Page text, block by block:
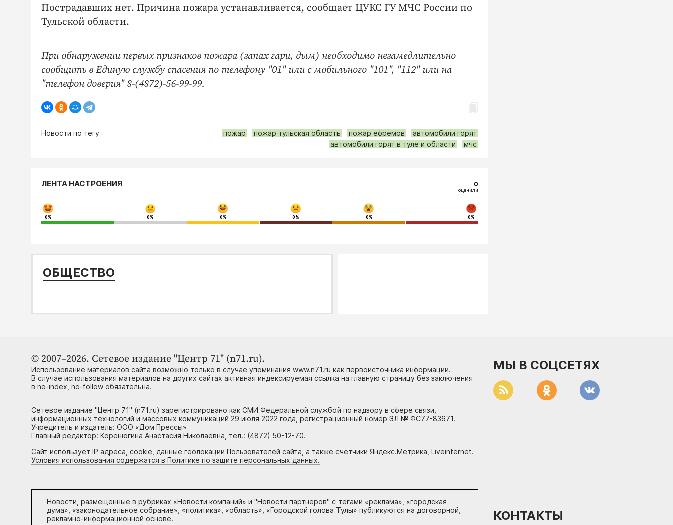
Пострадавших нет. Причина пожара устанавливается, сообщает ЦУКС ГУ МЧС России по
Тульской области.
При обнаружении первых признаков пожара (запах гари, дым) необходимо незамедлительно
сообщить в Единую службу спасения по телефону "01" или с мобильного "101", "112" или на
"телефон доверия" 8-(4872)-56-99-99.
Новости по тегу пожар пожар тульская область пожар ефремов
автомобили горят
автомобили горят в туле и области
мчс
ЛЕНТА НАСТРОЕНИЯ 0
оценили
0% 0% 0% 0% 0% 0%
ОБЩЕСТВО
© 2007–2026. Сетевое издание "Центр 71" (n71.ru).
Использование материалов сайта возможно только в случае упоминания www.n71.ru как первоисточника информации.
В случае использования материалов на других сайтах активная индексируемая ссылка на главную страницу без заключения
в no-index, no-follow обязательна.
Сетевое издание "Центр 71" (n71.ru) зарегистрировано как СМИ Федеральной службой по надзору в сфере связи,
информационных технологий и массовых коммуникаций 29 июля 2022 года, регистрационный номер ЭЛ № ФС77-83671.
Учредитель и издатель: ООО «Дом Прессы»
Главный редактор: Коренюгина Анастасия Николаевна, тел.: (4872) 50-12-70.
Сайт использует IP адреса, cookie, данные геолокации Пользователей сайта, а также счетчики Яндекс.Метрика, Liveinternet.
Условия использования содержатся в Политике по защите персональных данных.
Новости, размещенные в рубриках «Новости компаний» и "Новости партнеров" с тегами «реклама», «городская
дума», «законодательное собрание», «политика», «область», «Городской голова Тулы» публикуются на договорной,
рекламно-информационной основе.
МЫ В СОЦСЕТЯХ
КОНТАКТЫ